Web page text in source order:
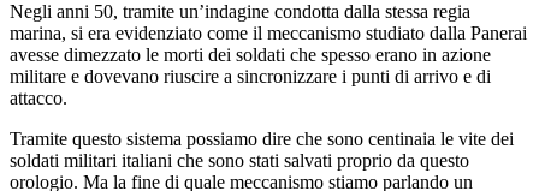
Negli anni 50, tramite un’indagine condotta dalla stessa regia
marina, si era evidenziato come il meccanismo studiato dalla Panerai
avesse dimezzato le morti dei soldati che spesso erano in azione
militare e dovevano riuscire a sincronizzare i punti di arrivo e di
attacco.
Tramite questo sistema possiamo dire che sono centinaia le vite dei
soldati militari italiani che sono stati salvati proprio da questo
orologio. Ma la fine di quale meccanismo stiamo parlando un